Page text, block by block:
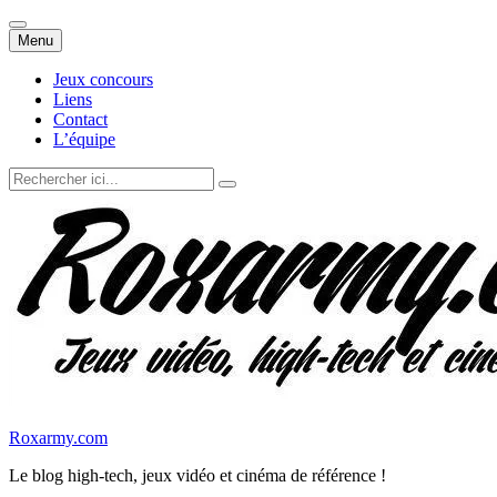
Menu Aller
au
contenu
Jeux concours
Liens
Contact
L’équipe
Recherche
pour
Roxarmy.com
Le blog high-tech, jeux vidéo et cinéma de référence !